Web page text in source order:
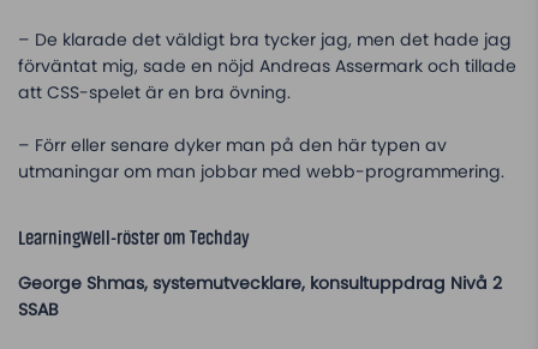
– De klarade det väldigt bra tycker jag, men det hade jag
förväntat mig, sade en nöjd Andreas Assermark och tillade
att CSS-spelet är en bra övning.
– Förr eller senare dyker man på den här typen av
utmaningar om man jobbar med webb-programmering.
LearningWell-röster om Techday
George Shmas, systemutvecklare, konsultuppdrag Nivå 2
SSAB